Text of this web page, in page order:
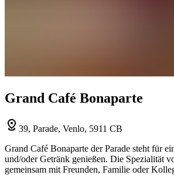
Grand Café Bonaparte
39, Parade, Venlo, 5911 CB
Grand Café Bonaparte der Parade steht für
und/oder Getränk genießen. Die Spezialität
gemeinsam mit Freunden, Familie oder